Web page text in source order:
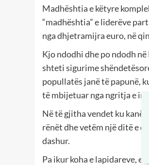
Madhështia e këtyre
“madhështia” e liderëve
nga dhjetramijra euro, në
Kjo ndodhi dhe po ndodh
shteti sigurime
popullatës janë të papunë,
të mbijetuar nga ngritja e
Në të gjitha vendet ku
rënët dhe vetëm një ditë e
dashur.
Pa ikur koha e lapidareve,